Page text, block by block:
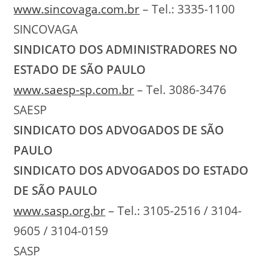
www.sincovaga.com.br – Tel.: 3335-1100
SINCOVAGA
SINDICATO DOS ADMINISTRADORES NO
ESTADO DE SÃO PAULO
www.saesp-sp.com.br – Tel. 3086-3476
SAESP
SINDICATO DOS ADVOGADOS DE SÃO
PAULO
SINDICATO DOS ADVOGADOS DO ESTADO
DE SÃO PAULO
www.sasp.org.br – Tel.: 3105-2516 / 3104-
9605 / 3104-0159
SASP